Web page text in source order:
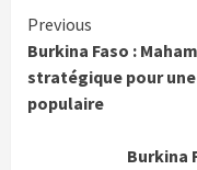
Continue
Reading
Previous
Burkina Faso :
stratégique pour
populaire
Burkina